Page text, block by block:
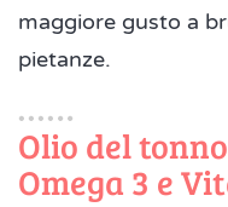
maggiore gusto a
pietanze.
Olio del
Omega 3 e